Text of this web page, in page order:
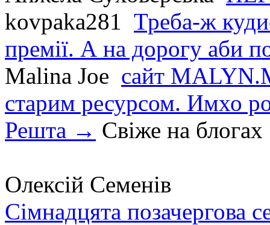
kovpaka281 Треба-ж
премії. А на дорогу аби
Malina Joe сайт
старим ресурсом. Имхо
Решта → Свіже на блогах
Олексій Семенів
Сімнадцята позачергова